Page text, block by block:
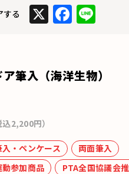
する X F
e
b
k
Li
筆入（海洋生物）
2,200円）
・ペンケース
両面筆入
参加商品
PTA全国協議会